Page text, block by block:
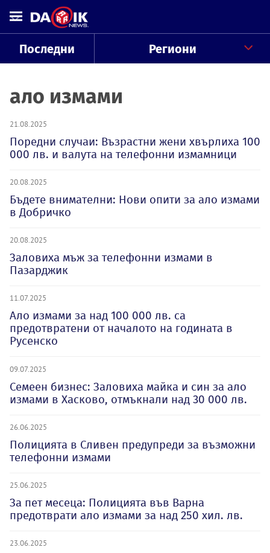
Последни Региони
ало измами
21.08.2025
Поредни случаи: Възрастни жени хвърлиха 100
000 лв. и валута на телефонни измамници
20.08.2025
Бъдете внимателни: Нови опити за ало измами
в Добричко
20.08.2025
Заловиха мъж за телефонни измами в
Пазарджик
11.07.2025
Ало измами за над 100 000 лв. са
предотвратени от началото на годината в
Русенско
09.07.2025
Семеен бизнес: Заловиха майка и син за ало
измами в Хасково, отмъкнали над 30 000 лв.
26.06.2025
Полицията в Сливен предупреди за възможни
телефонни измами
25.06.2025
За пет месеца: Полицията във Варна
предотврати ало измами за над 250 хил. лв.
23.06.2025